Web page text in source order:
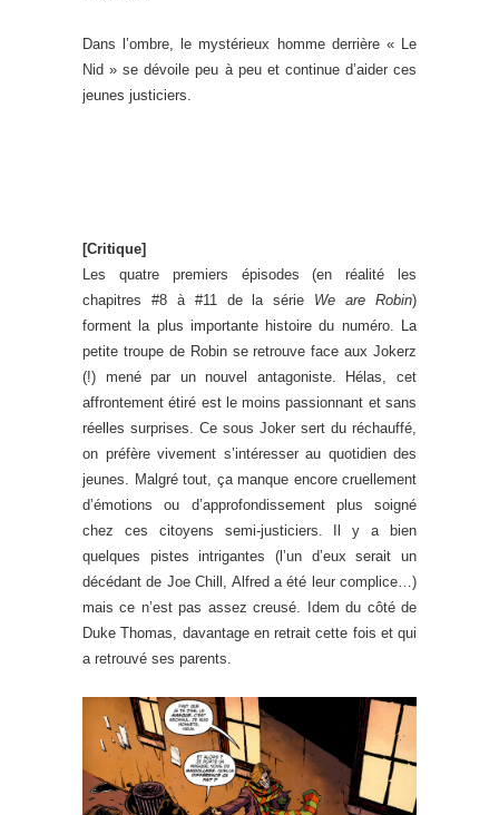
Dans l’ombre, le mystérieux homme derrière « Le
Nid » se dévoile peu à peu et continue d’aider ces
jeunes justiciers.
[Critique]
Les quatre premiers épisodes (en réalité les
chapitres #8 à #11 de la série We are Robin)
forment la plus importante histoire du numéro. La
petite troupe de Robin se retrouve face aux Jokerz
(!) mené par un nouvel antagoniste. Hélas, cet
affrontement étiré est le moins passionnant et sans
réelles surprises. Ce sous Joker sert du réchauffé,
on préfère vivement s’intéresser au quotidien des
jeunes. Malgré tout, ça manque encore cruellement
d’émotions ou d’approfondissement plus soigné
chez ces citoyens semi-justiciers. Il y a bien
quelques pistes intrigantes (l’un d’eux serait un
décédant de Joe Chill, Alfred a été leur complice…)
mais ce n’est pas assez creusé. Idem du côté de
Duke Thomas, davantage en retrait cette fois et qui
a retrouvé ses parents.